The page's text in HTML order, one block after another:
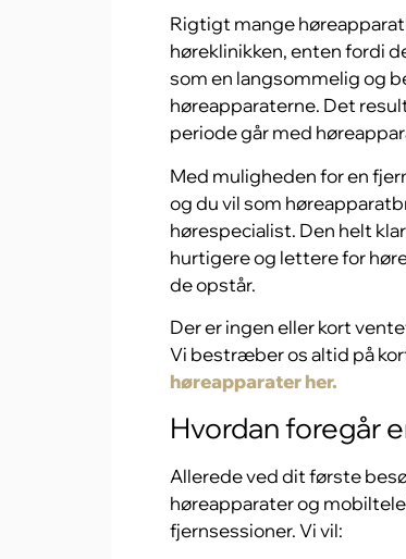
Rigtigt mange
høreklinikken, enten fordi
som en langsommelig og
høreapparaterne. Det
periode går med
Med muligheden for en
og du vil som
hørespecialist. Den helt
hurtigere og lettere for
de opstår.
Der er ingen eller kort
Vi bestræber os altid på
høreapparater her.
Hvordan foregår
Allerede ved dit første
høreapparater og
fjernsessioner. Vi vil: